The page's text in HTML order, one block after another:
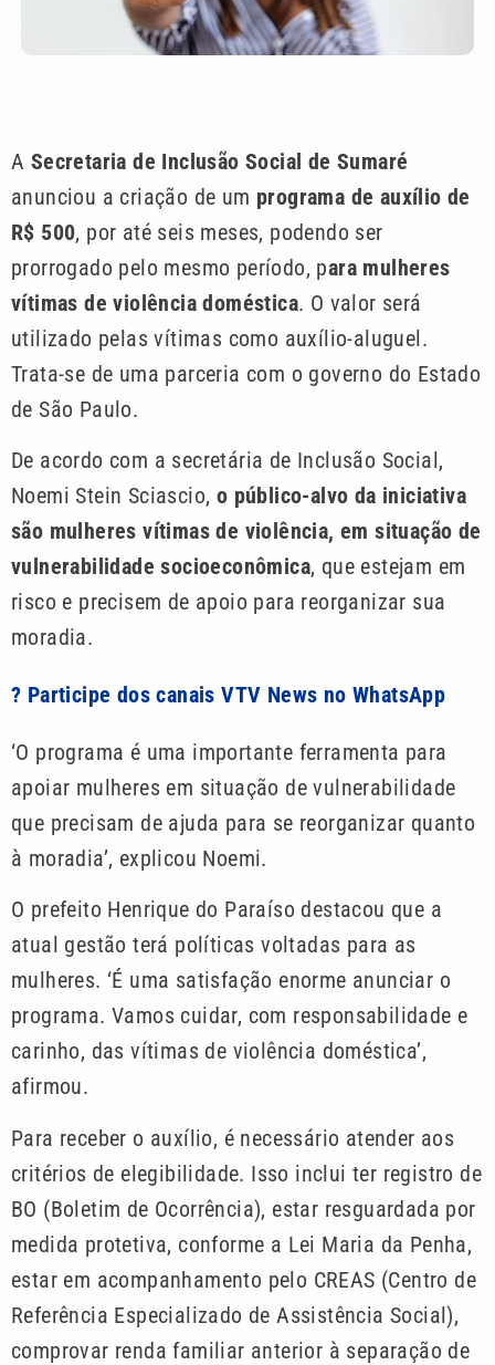
A Secretaria de Inclusão Social de Sumaré
anunciou a criação de um programa de auxílio de
R$ 500, por até seis meses, podendo ser
prorrogado pelo mesmo período, para mulheres
vítimas de violência doméstica. O valor será
utilizado pelas vítimas como auxílio-aluguel.
Trata-se de uma parceria com o governo do Estado
de São Paulo.
De acordo com a secretária de Inclusão Social,
Noemi Stein Sciascio, o público-alvo da iniciativa
são mulheres vítimas de violência, em situação de
vulnerabilidade socioeconômica, que estejam em
risco e precisem de apoio para reorganizar sua
moradia.
? Participe dos canais VTV News no WhatsApp
‘O programa é uma importante ferramenta para
apoiar mulheres em situação de vulnerabilidade
que precisam de ajuda para se reorganizar quanto
à moradia’, explicou Noemi.
O prefeito Henrique do Paraíso destacou que a
atual gestão terá políticas voltadas para as
mulheres. ‘É uma satisfação enorme anunciar o
programa. Vamos cuidar, com responsabilidade e
carinho, das vítimas de violência doméstica’,
afirmou.
Para receber o auxílio, é necessário atender aos
critérios de elegibilidade. Isso inclui ter registro de
BO (Boletim de Ocorrência), estar resguardada por
medida protetiva, conforme a Lei Maria da Penha,
estar em acompanhamento pelo CREAS (Centro de
Referência Especializado de Assistência Social),
comprovar renda familiar anterior à separação de